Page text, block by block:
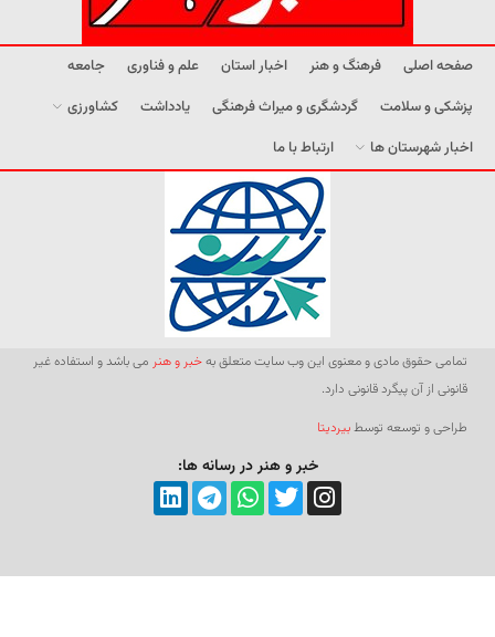
صفحه اصلی فرهنگ و هنر اخبار استان علم و فناوری
جامعه
پزشکی و سلامت
گردشگری و میراث فرهنگی یادداشت
کشاورزی
اخبار شهرستان ها
ارتباط با ما
تمامی حقوق مادی و معنوی این وب سایت متعلق بهخبر و هنر می باشد و استفاده غیر
قانونی از آن پیگرد قانونی دارد.
طراحی و توسعه توسطبیردیتا
خبر و هنر در رسانه ها: